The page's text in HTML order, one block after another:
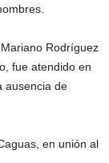
Rodríguez
fue atendido en
ausencia de
en unión al